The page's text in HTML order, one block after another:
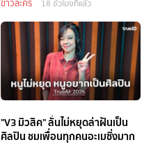
ข่าวละคร 18 ชั่วโมงที่แล้ว
"V3 มิวสิค" ลั่นไม่หยุดล่าฝันเป็น
ศิลปิน ชมเพื่อนทุกคนอะเมซิ่งมาก